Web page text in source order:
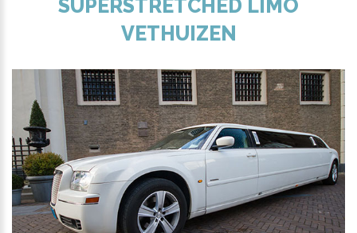
SUPERSTRETCHED LIMO
VETHUIZEN